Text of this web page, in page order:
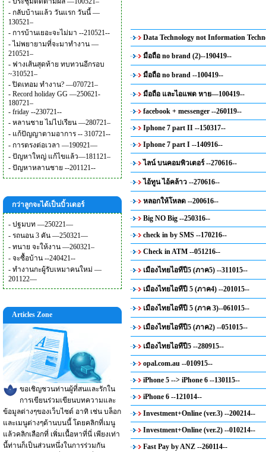
- กลับบ้านแล้ว วันแรก วันนี้ —
130521–
- การบ้านเยอะจะไม่มา --210521--
- ไม่พยายามที่จะมาทำงาน —
210521–
- ฟางเส้นสุดท้าย ทบทวนอีกรอบ
~310521–
-ปิดเทอม ทำงาน? —070721–
- Record holiday GG —250621-
180721–
- friday --230721--
- หลานชาย ไม่ไปเรียน —280721–
- แก้ปัญญาตามอาการ -- 310721--
- การตรงต่อเวลา —190921—
- ปัญหาใหญ่ แก้ไขแล้ว—181121–
- ปัญหาหลานชาย --201121--
กว่าลูกจะได้เป็นบิ้วเดอร์
- ปฐมบท —250221—
- รถนอน 3 คัน —250321—
- ทนาย จะให้งาน —260321–
- จะซื้อบ้าน --240421--
- ทำงานกะผู้รับเหมาคนใหม่ —
201122—
Articles Zone
ขอเชิญชวนท่านผู้ที่สนและรักใน
การเขียนร่วมเขียนบทความและ
ข้อมูลต่างๆของเว็บไซต์ อาทิ เช่น บล็อก
และเมนูต่างๆด้านบนนี้ โดยคลิกที่เมนู
แล้วคลิกเลือกที่ เพิ่มเนื้อหาที่นี่ เพียงเท่า
นี้ท่านก็เป็นส่วนหนึ่งในการร่วมกัน
Data Technology not Information
มือถือ no brand (2)--190419--
มือถือ no brand --100419--
มือถือ และไอแพด หาย—100419--
facebook + messenger --260119--
Iphone 7 part II --150317--
Iphone 7 part I --140916--
ไลน์ บนคอมพิวเตอร์ --270616--
ไอ้ทูน ไอ้คล้าว --270616--
หลอกให้โหลด --200616--
Big NO Big --250316--
check in by SMS --170216--
Check in ATM --051216--
เมืองไทยไอทีปี5 (ภาค5) --311015--
เมืองไทยไอทีปี 5 (ภาค4) --201015--
เมืองไทยไอทีปี 5 (ภาค 3)--061015--
เมืองไทยไอทีปี5 (ภาค2) --051015--
เมืองไทยไอทีปี5 --280915--
opal.com.au --010915--
iPhone 5 --> iPhone 6 --130115--
iPhone 6 --121014--
Investment+Online (ver.3) --200214--
Investment+Online (ver.2) --010214--
Fast Pay by ANZ --260114--